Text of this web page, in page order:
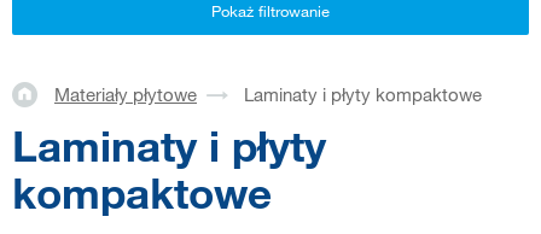
Pokaż filtrowanie
Materiały płytowe Laminaty i płyty kompaktowe
Laminaty i płyty
kompaktowe